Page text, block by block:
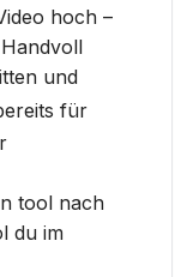
hoch –
und
für
tool nach
du im